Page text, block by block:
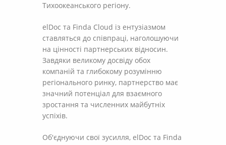
Тихоокеанського регіону.
elDoc та Finda Cloud із ентузіазмом
ставляться до співпраці, наголошуючи
на цінності партнерських відносин.
Завдяки великому досвіду обох
компаній та глибокому розумінню
регіонального ринку, партнерство має
значний потенціал для взаємного
зростання та численних майбутніх
успіхів.
Об'єднуючи свої зусилля, elDoc та Finda